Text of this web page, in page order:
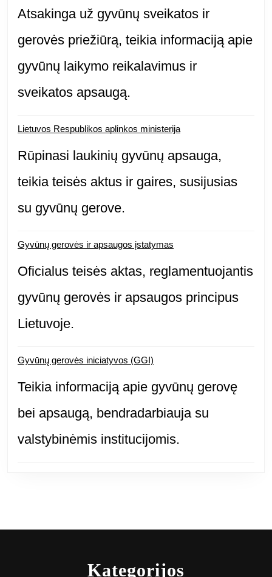
Atsakinga už gyvūnų sveikatos ir
gerovės priežiūrą, teikia informaciją apie
gyvūnų laikymo reikalavimus ir
sveikatos apsaugą.
Lietuvos Respublikos aplinkos ministerija
Rūpinasi laukinių gyvūnų apsauga,
teikia teisės aktus ir gaires, susijusias
su gyvūnų gerove.
Gyvūnų gerovės ir apsaugos įstatymas
Oficialus teisės aktas, reglamentuojantis
gyvūnų gerovės ir apsaugos principus
Lietuvoje.
Gyvūnų gerovės iniciatyvos (GGI)
Teikia informaciją apie gyvūnų gerovę
bei apsaugą, bendradarbiauja su
valstybinėmis institucijomis.
Kategorijos